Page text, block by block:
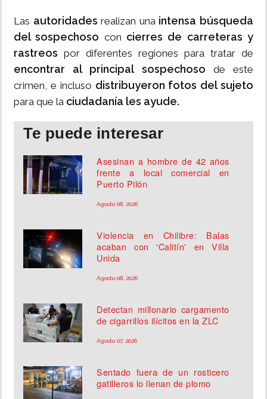
Las autoridades realizan una intensa búsqueda
del sospechoso con cierres de carreteras y
rastreos por diferentes regiones para tratar de
encontrar al principal sospechoso de este
crimen, e incluso distribuyeron fotos del sujeto
para que la ciudadanía les ayude.
Te puede interesar
Asesinan a hombre de 42 años
frente a local comercial en
Puerto Pilón
Agosto 08, 2026
Violencia en Chilibre: Balas
acaban con 'Calitín' en Villa
Unida
Agosto 08, 2026
Detectan millonario cargamento
de cigarrillos ilícitos en la ZLC
Agosto 07, 2026
Sentado fuera de un rosticero
gatilleros lo llenan de plomo